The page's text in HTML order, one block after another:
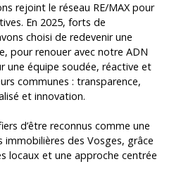
rejoint le réseau RE/MAX pour
En 2025, forts de
choisi de redevenir une
pour renouer avec notre ADN
une équipe soudée, réactive et
communes : transparence,
et innovation.
d’être reconnus comme une
immobilières des Vosges, grâce
locaux et une approche centrée